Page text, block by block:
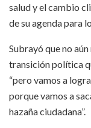
salud y el cambio
de su agenda para
Subrayó que no
transición política
“pero vamos a
porque vamos a
hazaña ciudadana”.